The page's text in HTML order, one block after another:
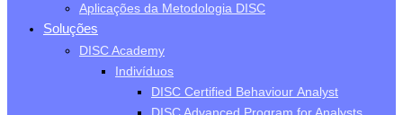
Aplicações da Metodologia DISC
Soluções
DISC Academy
Indivíduos
DISC Certified Behaviour Analyst